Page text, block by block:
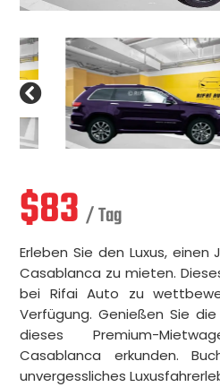
$83 / Tag
Erleben Sie den Luxus,
Casablanca zu mieten.
bei Rifai Auto zu
Verfügung. Genießen Sie
dieses Premium-
Casablanca erkunden.
unvergessliches